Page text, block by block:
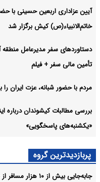
آیین عزاداری اربعین حسینی با
خاتم‌الانبیاء(ص) کیش برگزار شد
دستاوردهای سفر مدیرعامل منطقه
تأمین مالی سفر + فیلم
مردم با حضور شبانه، عزت ایران
بررسی مطالبات کیشوندان
«یکشنبه‌های پاسخگویی»
پربازدیدترین گروه
جابه‌جایی بیش از